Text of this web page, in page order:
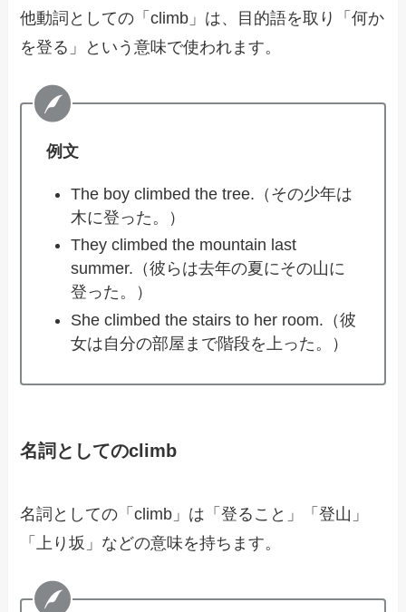
他動詞としての「climb」は、目的語を取り「何か
を登る」という意味で使われます。
例文
The boy climbed the tree.（その少年は
木に登った。）
They climbed the mountain last
summer.（彼らは去年の夏にその山に
登った。）
She climbed the stairs to her room.（彼
女は自分の部屋まで階段を上った。）
名詞としてのclimb
名詞としての「climb」は「登ること」「登山」
「上り坂」などの意味を持ちます。